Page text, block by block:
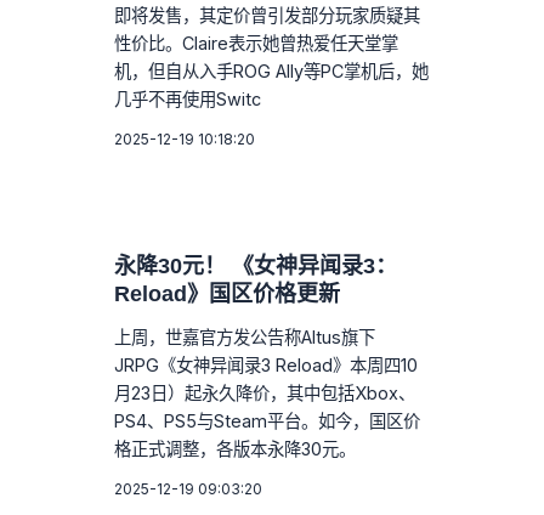
即将发售，其定价曾引发部分玩家质疑其
性价比。Claire表示她曾热爱任天堂掌
机，但自从入手ROG Ally等PC掌机后，她
几乎不再使用Switc
2025-12-19 10:18:20
永降30元！ 《女神异闻录3：
Reload》国区价格更新
上周，世嘉官方发公告称Altus旗下
JRPG《女神异闻录3 Reload》本周四10
月23日）起永久降价，其中包括Xbox、
PS4、PS5与Steam平台。如今，国区价
格正式调整，各版本永降30元。
2025-12-19 09:03:20